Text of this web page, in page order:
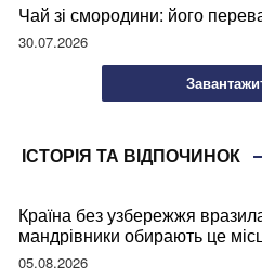
Чай зі смородини: його
30.07.2026
ІСТОРІЯ ТА ВІДПОЧИНОК
Країна без узбережжя
мандрівники обирають це
05.08.2026